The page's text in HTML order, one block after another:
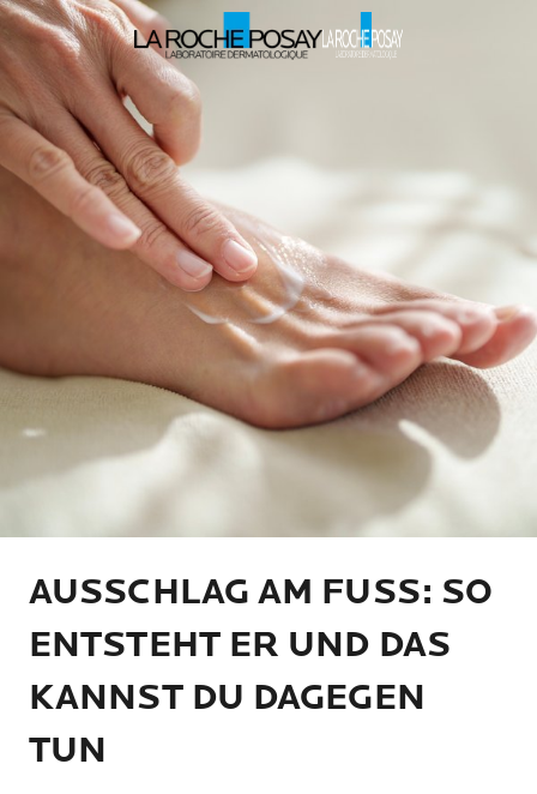
AUSSCHLAG AM FUSS: SO
ENTSTEHT ER UND DAS
KANNST DU DAGEGEN
TUN